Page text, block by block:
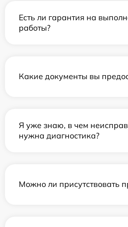
Есть ли гарантия на
работы?
Какие документы вы
Я уже знаю, в чем
нужна диагностика?
Можно ли присутствовать